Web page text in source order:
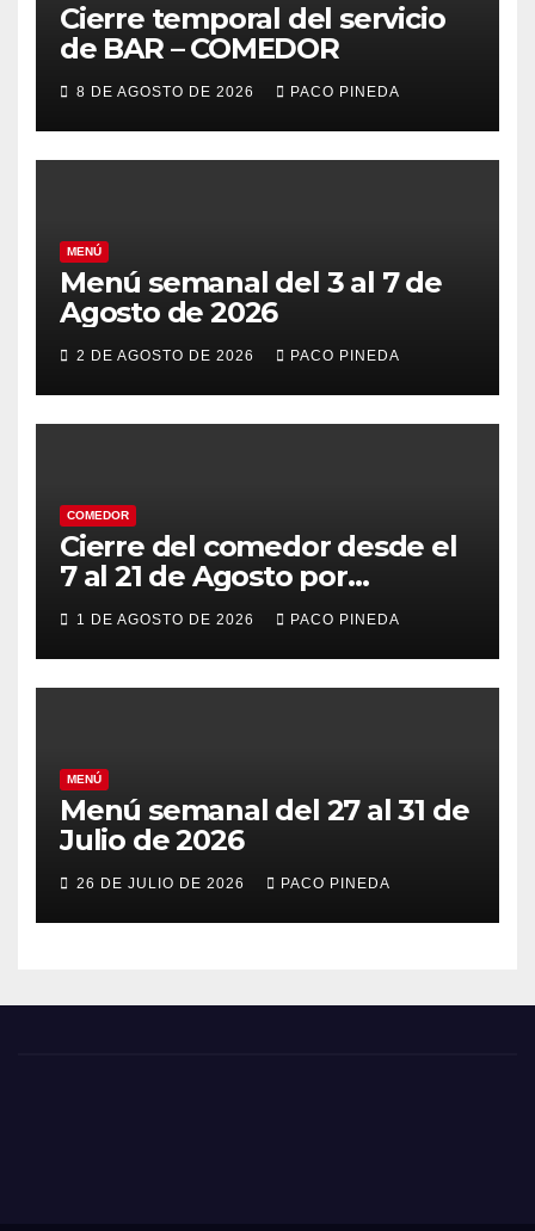
Cierre temporal del servicio
de BAR – COMEDOR
8 DE AGOSTO DE 2026 PACO PINEDA
MENÚ
Menú semanal del 3 al 7 de
Agosto de 2026
2 DE AGOSTO DE 2026 PACO PINEDA
COMEDOR
Cierre del comedor desde el
7 al 21 de Agosto por
vacaciones
1 DE AGOSTO DE 2026 PACO PINEDA
MENÚ
Menú semanal del 27 al 31 de
Julio de 2026
26 DE JULIO DE 2026 PACO PINEDA